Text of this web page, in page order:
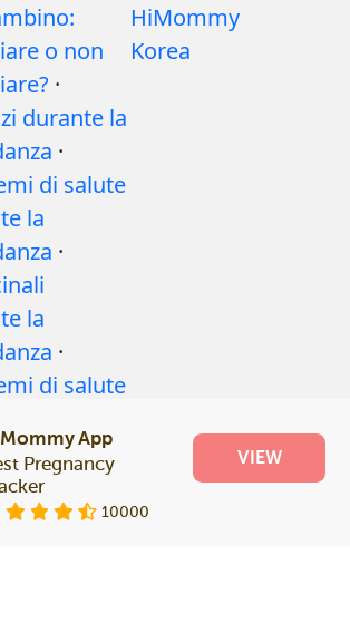
o non
·
durante la
·
di salute
la
·
la
·
di salute
·Politica
HiMommy
Korea
App
Pregnancy
10000
VIEW